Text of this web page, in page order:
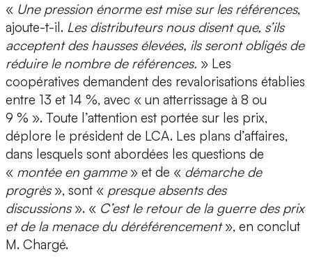
« Une pression énorme est mise sur les références,
ajoute-t-il. Les distributeurs nous disent que, s’ils
acceptent des hausses élevées, ils seront obligés de
réduire le nombre de références. » Les
coopératives demandent des revalorisations établies
entre 13 et 14 %, avec « un atterrissage à 8 ou
9 % ». Toute l’attention est portée sur les prix,
déplore le président de LCA. Les plans d’affaires,
dans lesquels sont abordées les questions de
« montée en gamme» et de « démarche de
progrès», sont « presque absents des
discussions». « C’est le retour de la guerre des prix
et de la menace du déréférencement», en conclut
M. Chargé.